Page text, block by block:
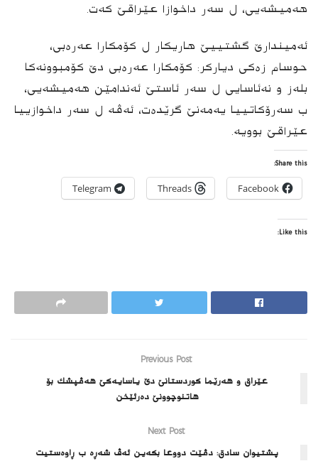
هەمیشەیی، ل سەر داخوازا عێراقێ كه‌ت.
ئەمیندارێ گشتییێ هاریكار ل كۆمكارا عەرەبی،
حوسام زەكی دیاركر: كۆمكارا عەرەبی دێ كۆمبوونەكا
بله‌ز و نه‌ئاسایی ل سەر ئاستێ ئەندامێن هەمیشەیی،
ب سەرۆكاتییا یەمەنێ گرێده‌ت، ئەڤه‌ ل سەر داخوازییا
عێراقێ بوویە.
Share this:
Facebook
Threads
Telegram
Like this:
Previous Post
عێراق و هەرێما کوردستانێ دێ یاسایەکێ هه‌ڤپشك بۆ
هاتنوچوونێ ده‌رئێخن
Next Post
پشتیوان سادق: دڤێت دووعا بكه‌ین ئه‌ڤ شه‌ڕه‌ ب ڕاوه‌ستیت